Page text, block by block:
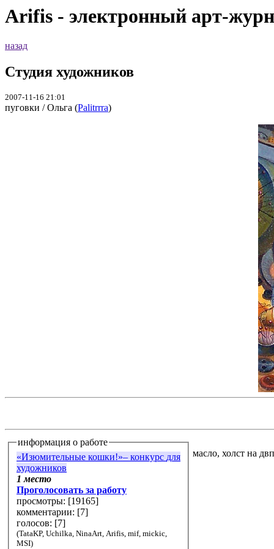
Arifis - электронный арт-
назад
Студия художников
2007-11-16 21:01
пуговки / Ольга (Palitrrra)
информация о работе
«Изюмительные кошки!»– конкурс для
художников
1 место
Проголосовать за работу
просмотры: [19165]
комментарии: [7]
голосов: [7]
(TataKP, Uchilka, NinaArt, Arifis, mif, mickic,
MSI)
масло, холст на двп